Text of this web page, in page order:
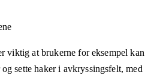
viktig at brukerne for eksempel kan
sette haker i avkryssingsfelt, med